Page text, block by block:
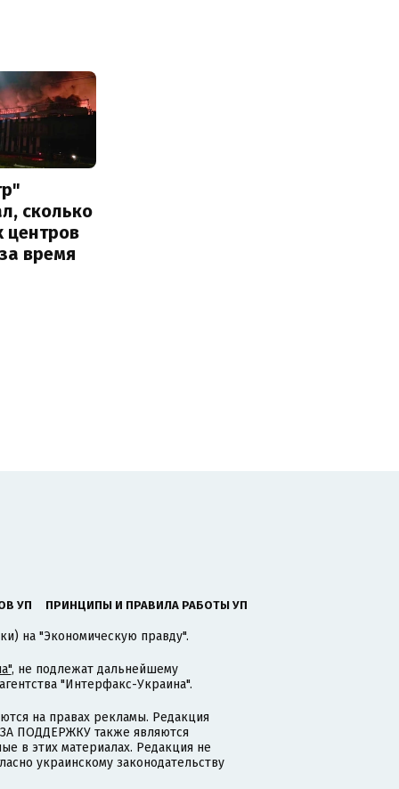
сколько
центров
время
УП ПРИНЦИПЫ И ПРАВИЛА РАБОТЫ УП
на "Экономическую правду".
, не подлежат дальнейшему
"Интерфакс-Украина".
на правах рекламы. Редакция
ПОДДЕРЖКУ также являются
в этих материалах. Редакция не
украинскому законодательству